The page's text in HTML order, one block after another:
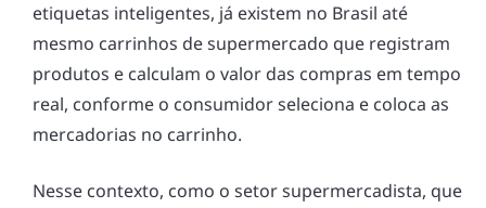
etiquetas inteligentes, já existem no Brasil até
mesmo carrinhos de supermercado que registram
produtos e calculam o valor das compras em tempo
real, conforme o consumidor seleciona e coloca as
mercadorias no carrinho.
Nesse contexto, como o setor supermercadista, que